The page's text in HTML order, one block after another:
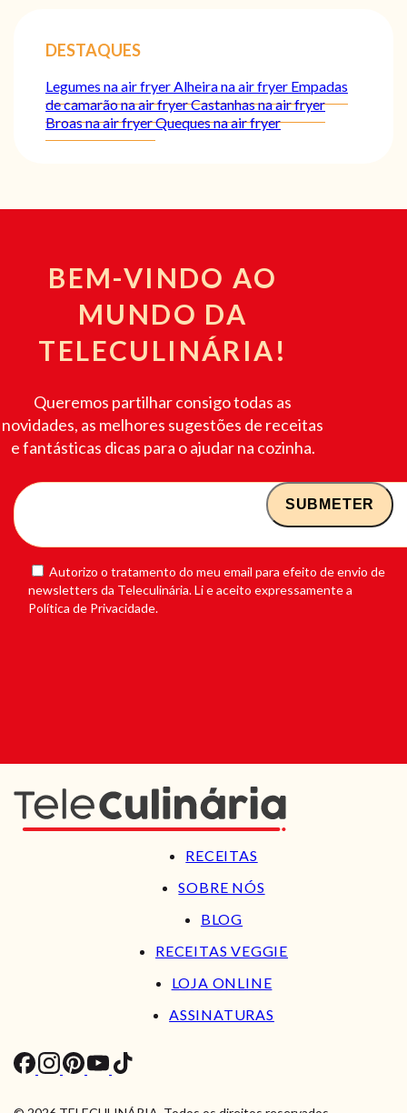
DESTAQUES
Legumes na air fryerAlheira na air fryer Empadas
de camarão na air fryerCastanhas na air fryer
Broas na air fryerQueques na air fryer
BEM-VINDO AO
MUNDO DA
TELECULINÁRIA!
Queremos partilhar consigo todas as
novidades, as melhores sugestões de receitas
e fantásticas dicas para o ajudar na cozinha.
Autorizo o tratamento do meu email para efeito de envio de
newsletters da Teleculinária. Li e aceito expressamente a
Política de Privacidade.
RECEITAS
SOBRE NÓS
BLOG
RECEITAS VEGGIE
LOJA ONLINE
ASSINATURAS